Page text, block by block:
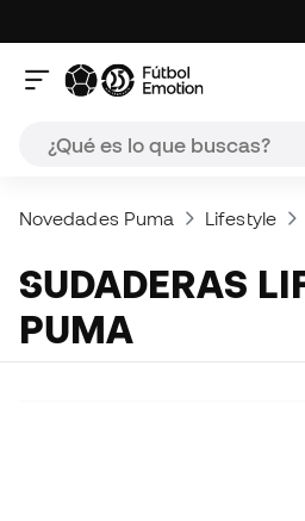
Novedades Puma Lifestyle
SUDADERAS LIFESTYLE
PUMA